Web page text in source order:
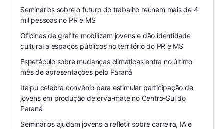
Seminários sobre o futuro do trabalho reúnem mais de 4
mil pessoas no PR e MS
Oficinas de grafite mobilizam jovens e dão identidade
cultural a espaços públicos no território do PR e MS
Espetáculo sobre mudanças climáticas entra no último
mês de apresentações pelo Paraná
Itaipu celebra convênio para estimular participação de
jovens em produção de erva-mate no Centro-Sul do
Paraná
Seminários ajudam jovens a refletir sobre carreira, IA e